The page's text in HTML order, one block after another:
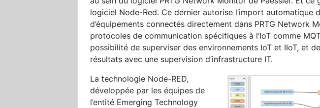
logiciel Node-Red. Ce dernier autorise l’import automatique
d’équipements connectés directement dans PRTG Network
protocoles de communication spécifiques à l’IoT comme
possibilité de superviser des environnements IoT et IIoT, et
résultats avec une supervision d’infrastructure IT.
La technologie Node-RED,
développée par les équipes de
l’entité Emerging Technology